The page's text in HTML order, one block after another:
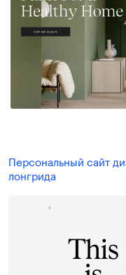
Персональный сайт
лонгрида